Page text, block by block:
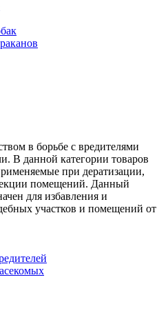
в борьбе с вредителями
В данной категории товаров
при дератизации,
помещений. Данный
для избавления и
участков и помещений от